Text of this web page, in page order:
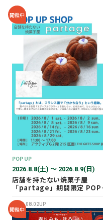
開催中
POP UP
2026.8.8(土) 〜 2026.8.9(日)
店舗を持たない焼菓子屋
「partage」期間限定 POP
UP SHOP オープン！
2026.08.02UP
開催中